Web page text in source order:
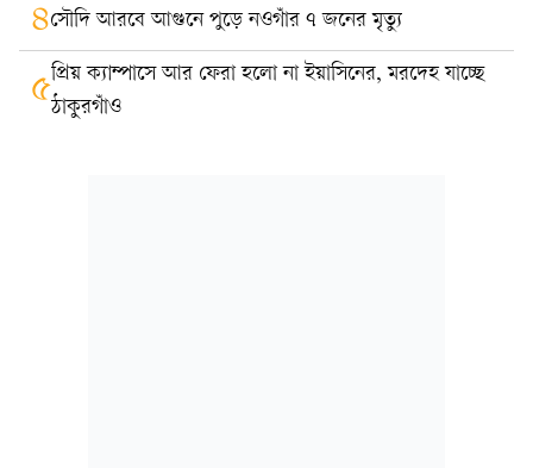
৪সৌদি আরবে আগুনে পুড়ে নওগাঁর ৭ জনের মৃত্যু
৫প্রিয় ক্যাম্পাসে আর ফেরা হলো না ইয়াসিনের, মরদেহ যাচ্ছে
ঠাকুরগাঁও